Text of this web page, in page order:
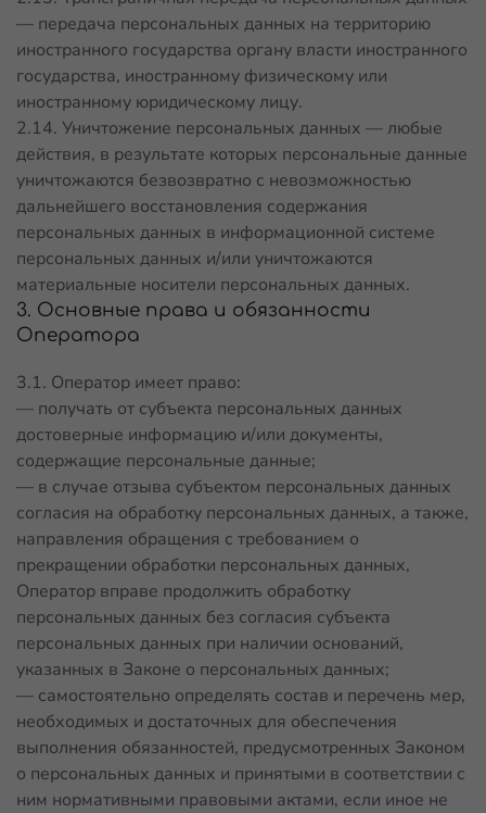
— передача персональных данных на территорию
иностранного государства органу власти иностранного
государства, иностранному физическому или
иностранному юридическому лицу.
2.14. Уничтожение персональных данных — любые
действия, в результате которых персональные данные
уничтожаются безвозвратно с невозможностью
дальнейшего восстановления содержания
персональных данных в информационной системе
персональных данных и/или уничтожаются
материальные носители персональных данных.
3. Основные права и обязанности
Оператора
3.1. Оператор имеет право:
— получать от субъекта персональных данных
достоверные информацию и/или документы,
содержащие персональные данные;
— в случае отзыва субъектом персональных данных
согласия на обработку персональных данных, а также,
направления обращения с требованием о
прекращении обработки персональных данных,
Оператор вправе продолжить обработку
персональных данных без согласия субъекта
персональных данных при наличии оснований,
указанных в Законе о персональных данных;
— самостоятельно определять состав и перечень мер,
необходимых и достаточных для обеспечения
выполнения обязанностей, предусмотренных Законом
о персональных данных и принятыми в соответствии с
ним нормативными правовыми актами, если иное не